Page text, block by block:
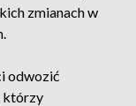
zmianach w
odwozić
którzy